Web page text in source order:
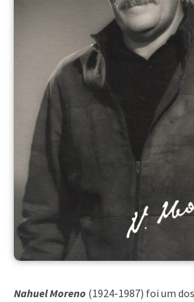
Nahuel Moreno (1924-1987) foi um